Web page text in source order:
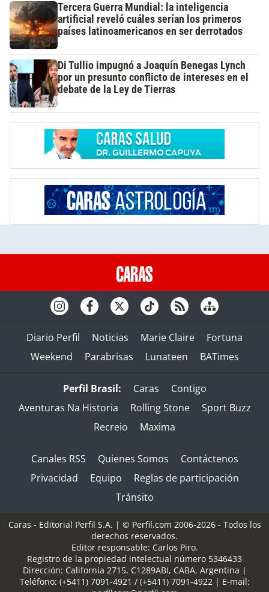
Tercera Guerra Mundial: la inteligencia
artificial reveló cuáles serían los primeros
países latinoamericanos en ser derrotados
Di Tullio impugnó a Joaquín Benegas Lynch
por un presunto conflicto de intereses en el
debate de la Ley de Tierras
Diario Perfil Noticias Marie Claire
Fortuna
Weekend
Parabrisas Lunateen BATimes
Perfil Brasil: Caras
Contigo
Aventuras Na Historia
Rolling Stone
Sport Buzz
Recreio
Maxima
Canales RSS Quienes Somos
Contáctenos
Privacidad
Equipo
Reglas de participación
Tránsito
Caras - Editorial Perfil S.A. | © Perfil.com 2006-2026 - Todos los
derechos reservados.
Editor responsable: Carlos Piro.
Registro de la propiedad intelectual número 5346433
Dirección: California 2715, C1289ABI, CABA, Argentina |
Teléfono: (+5411) 7091-4921 / (+5411) 7091-4922| E-mail: